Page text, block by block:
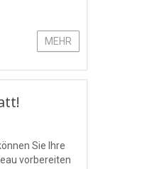
MEHR
Sie Ihre
vorbereiten